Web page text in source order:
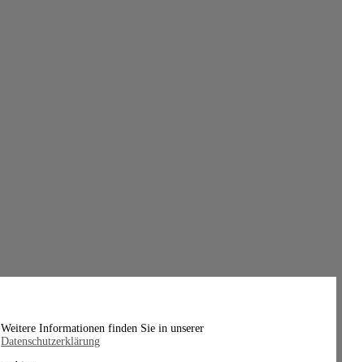
Weitere Informationen finden Sie in unserer
Datenschutzerklärung